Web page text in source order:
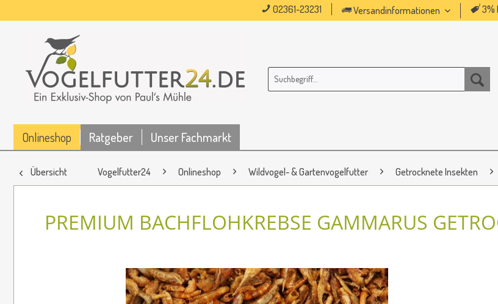
02361-23231 Versandinformationen 3%
Onlineshop Ratgeber Unser Fachmarkt
Übersicht Vogelfutter24 Onlineshop Wildvogel- & Gartenvogelfutter Getrocknete Insekten
PREMIUM BACHFLOHKREBSE GAMMARUS